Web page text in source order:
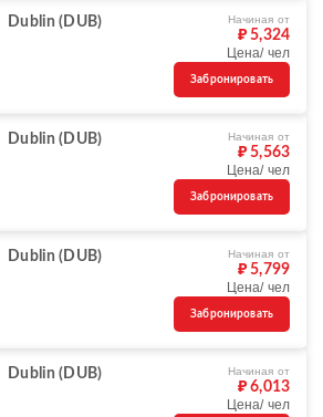
Dublin (DUB)
Начиная от
₽ 5,324
Цена/ чел
Забронировать
Dublin (DUB)
Начиная от
₽ 5,563
Цена/ чел
Забронировать
Dublin (DUB)
Начиная от
₽ 5,799
Цена/ чел
Забронировать
Dublin (DUB)
Начиная от
₽ 6,013
Цена/ чел